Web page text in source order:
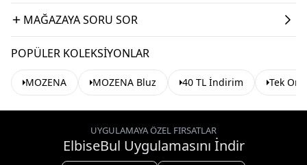
MAĞAZAYA SORU SOR
POPÜLER KOLEKSIYONLAR
MOZENA MOZENA Bluz 40 TL İndirim Tek
UYGULAMAYA ÖZEL FIRSATLAR
ElbiseBul Uygulamasını İndir